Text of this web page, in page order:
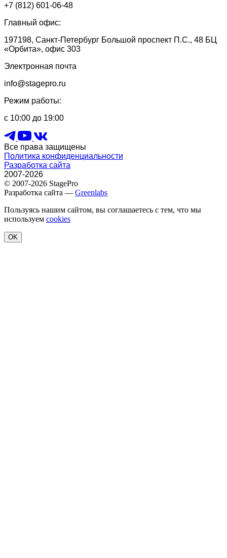
+7 (812) 601-06-48
Главный офис:
197198, Санкт-Петербург Большой проспект П.С., 48 БЦ
«Орбита», офис 303
Электронная почта
info@stagepro.ru
Режим работы:
с 10:00 до 19:00
Все права защищены
Политика конфиденциальности
Разработка сайта
2007-2026
© 2007-2026 StagePro
Разработка сайта — Greenlabs
Пользуясь нашим сайтом, вы соглашаетесь с тем, что мы
используем cookies
OK